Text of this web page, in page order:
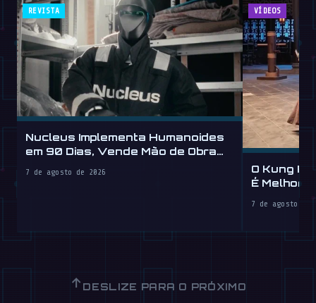
REVISTA
Nucleus Implementa Humanoides
em 90 Dias, Vende Mão de Obra
7 de agosto de 2026
VÍDEOS
O Kung
É Melhor
7 de agosto de
↑ DESLIZE PARA O PRÓXIMO